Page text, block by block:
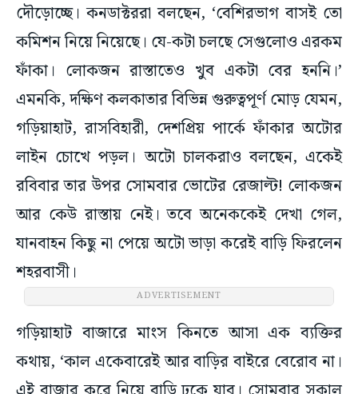
দৌড়োচ্ছে। কনডাক্টররা বলছেন, ‘বেশিরভাগ বাসই তো
কমিশন নিয়ে নিয়েছে। যে-কটা চলছে সেগুলোও এরকম
ফাঁকা। লোকজন রাস্তাতেও খুব একটা বের হননি।’
এমনকি, দক্ষিণ কলকাতার বিভিন্ন গুরুত্বপূর্ণ মোড় যেমন,
গড়িয়াহাট, রাসবিহারী, দেশপ্রিয় পার্কে ফাঁকার অটোর
লাইন চোখে পড়ল। অটো চালকরাও বলছেন, একেই
রবিবার তার উপর সোমবার ভোটের রেজাল্ট! লোকজন
আর কেউ রাস্তায় নেই। তবে অনেককেই দেখা গেল,
যানবাহন কিছু না পেয়ে অটো ভাড়া করেই বাড়ি ফিরলেন
শহরবাসী।
ADVERTISEMENT
গড়িয়াহাট বাজারে মাংস কিনতে আসা এক ব্যক্তির
কথায়, ‘কাল একেবারেই আর বাড়ির বাইরে বেরোব না।